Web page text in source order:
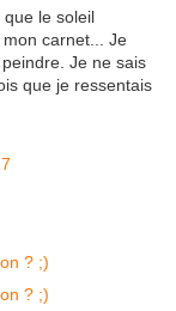
le soleil
carnet... Je
Je ne sais
que je ressentais